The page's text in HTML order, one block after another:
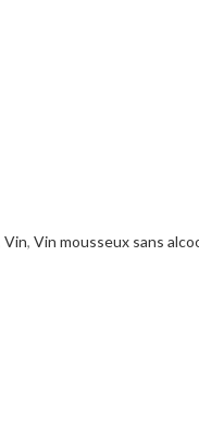
Vin, Vin mousseux sans